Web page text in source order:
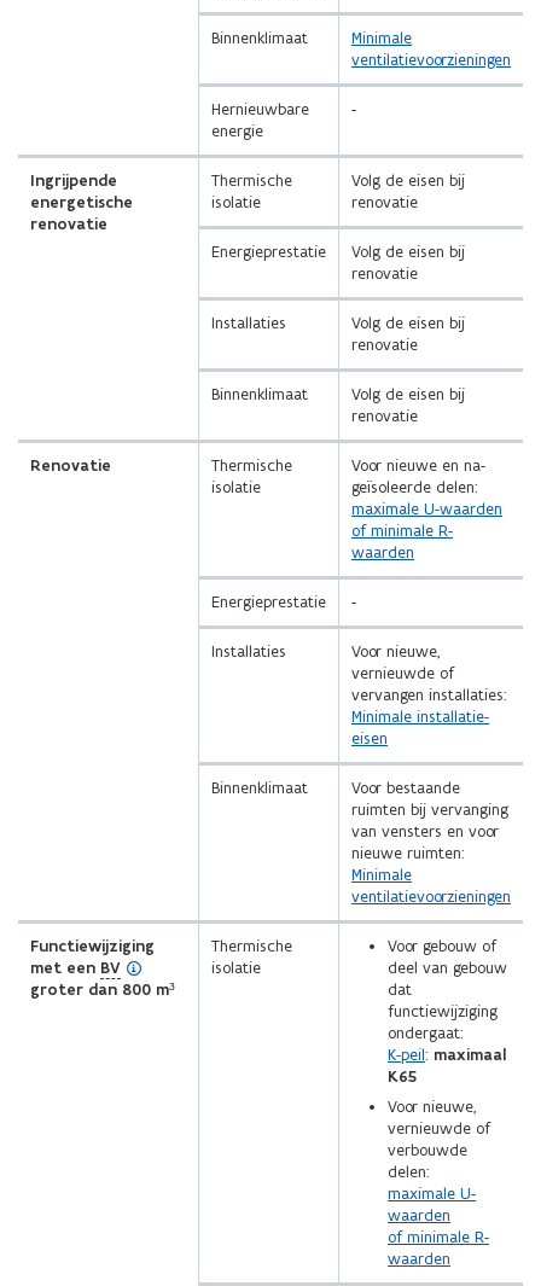
Binnenklimaat
Minimale
ventilatievoorzieningen
Hernieuwbare
energie
-
Ingrijpende
energetische
renovatie
Thermische
isolatie
Volg de eisen bij
renovatie
Energieprestatie
Volg de eisen bij
renovatie
Installaties
Volg de eisen bij
renovatie
Binnenklimaat
Volg de eisen bij
renovatie
Renovatie
Thermische
isolatie
Voor nieuwe en na-
geïsoleerde delen:
maximale U-waarden
of minimale R-
waarden
Energieprestatie -
Installaties
Voor nieuwe,
vernieuwde of
vervangen installaties:
Minimale installatie-
eisen
Binnenklimaat
Voor bestaande
ruimten bij vervanging
van vensters en voor
nieuwe ruimten:
Minimale
ventilatievoorzieningen
Functiewijziging
met een BV
(
o
groter dan 800 m³
Thermische
isolatie
Voor gebouw of
deel van gebouw
dat
functiewijziging
ondergaat:
K-peil: maximaal
K65
Voor nieuwe,
vernieuwde of
verbouwde
delen:
maximale U-
waarden
of minimale R-
waarden